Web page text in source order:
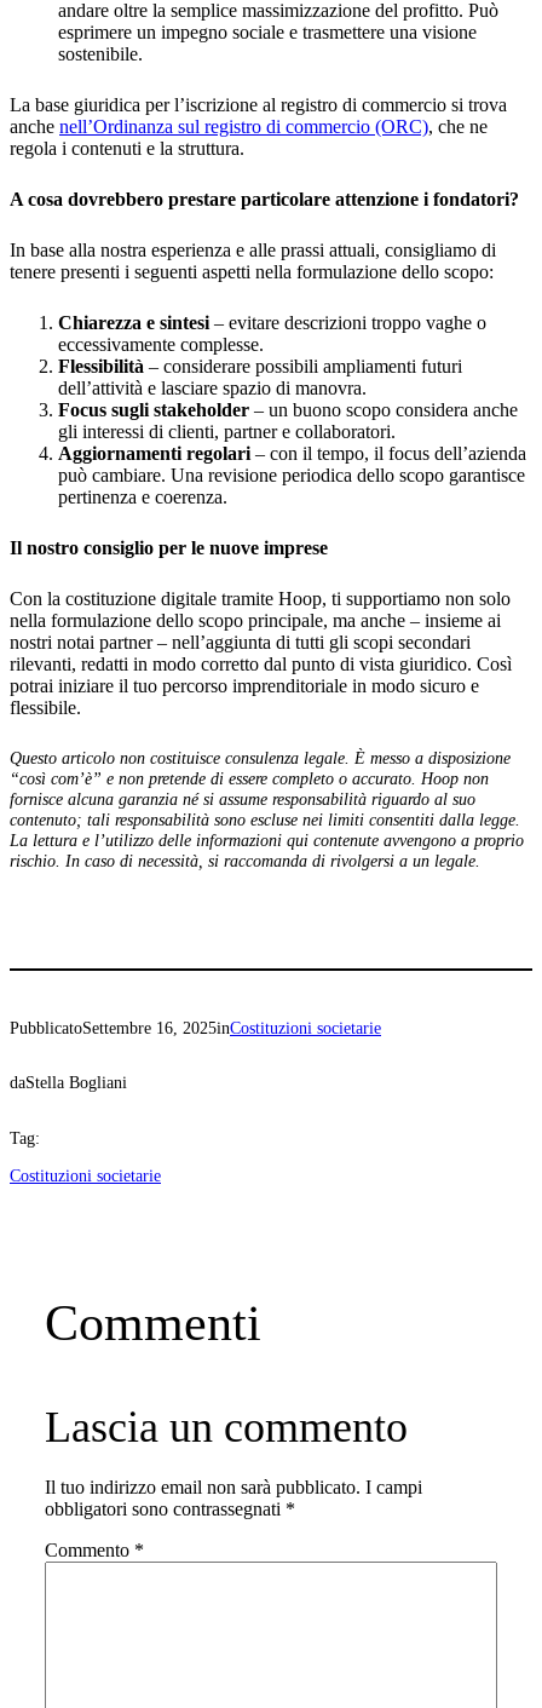
andare oltre la semplice massimizzazione del profitto. Può
esprimere un impegno sociale e trasmettere una visione
sostenibile.
La base giuridica per l’iscrizione al registro di commercio si trova
anche nell’Ordinanza sul registro di commercio (ORC), che ne
regola i contenuti e la struttura.
A cosa dovrebbero prestare particolare attenzione i fondatori?
In base alla nostra esperienza e alle prassi attuali, consigliamo di
tenere presenti i seguenti aspetti nella formulazione dello scopo:
Chiarezza e sintesi – evitare descrizioni troppo vaghe o
eccessivamente complesse.
Flessibilità – considerare possibili ampliamenti futuri
dell’attività e lasciare spazio di manovra.
Focus sugli stakeholder – un buono scopo considera anche
gli interessi di clienti, partner e collaboratori.
Aggiornamenti regolari – con il tempo, il focus dell’azienda
può cambiare. Una revisione periodica dello scopo garantisce
pertinenza e coerenza.
Il nostro consiglio per le nuove imprese
Con la costituzione digitale tramite Hoop, ti supportiamo non solo
nella formulazione dello scopo principale, ma anche – insieme ai
nostri notai partner – nell’aggiunta di tutti gli scopi secondari
rilevanti, redatti in modo corretto dal punto di vista giuridico. Così
potrai iniziare il tuo percorso imprenditoriale in modo sicuro e
flessibile.
Questo articolo non costituisce consulenza legale. È messo a disposizione
“così com’è” e non pretende di essere completo o accurato. Hoop non
fornisce alcuna garanzia né si assume responsabilità riguardo al suo
contenuto; tali responsabilità sono escluse nei limiti consentiti dalla legge.
La lettura e l’utilizzo delle informazioni qui contenute avvengono a proprio
rischio. In caso di necessità, si raccomanda di rivolgersi a un legale.
PubblicatoSettembre 16, 2025inCostituzioni societarie
daStella Bogliani
Tag:
Costituzioni societarie
Commenti
Lascia un commento
Il tuo indirizzo email non sarà pubblicato. I campi
obbligatori sono contrassegnati *
Commento *